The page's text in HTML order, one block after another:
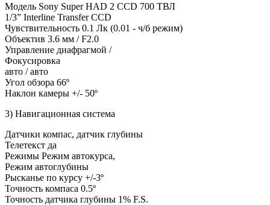
Модель Sony Super HAD 2 CCD 700 ТВЛ
1/3” Interline Transfer CCD
Чувствительность 0.1 Лк (0.01 - ч/б режим)
Объектив 3.6 мм / F2.0
Управление диафрагмой /
Фокусировка
авто / авто
Угол обзора 66º
Наклон камеры +/- 50º
3) Навигационная система
Датчики компас, датчик глубины
Телетекст да
Режимы Режим автокурса,
Режим автоглубины
Рысканье по курсу +/-3º
Точность компаса 0.5º
Точность датчика глубины 1% F.S.